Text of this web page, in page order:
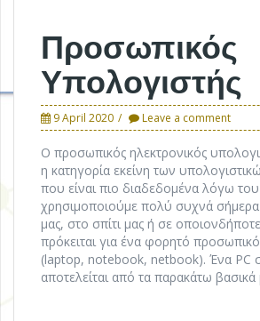
Προσωπικός
Υπολογιστής
9 April 2020 Leave a comment
Ο προσωπικός ηλεκτρονικός
η κατηγορία εκείνη των
που είναι πιο διαδεδομένα λόγω του
χρησιμοποιούμε πολύ συχνά
μας, στο σπίτι μας ή σε
πρόκειται για ένα φορητό
(laptop, notebook, netbook). Ένα PC
αποτελείται από τα παρακάτω βασικά